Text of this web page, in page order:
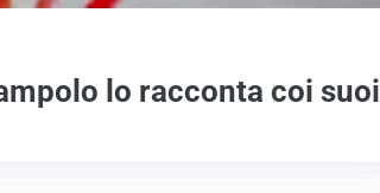
lo racconta coi suoi